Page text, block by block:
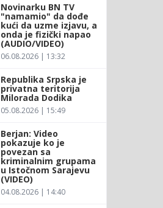
Novinarku BN TV
"namamio" da dođe
kući da uzme izjavu, a
onda je fizički napao
(AUDIO/VIDEO)
06.08.2026 | 13:32
Republika Srpska je
privatna teritorija
Milorada Dodika
05.08.2026 | 15:49
Berjan: Video
pokazuje ko je
povezan sa
kriminalnim grupama
u Istočnom Sarajevu
(VIDEO)
04.08.2026 | 14:40